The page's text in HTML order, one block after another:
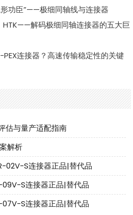
功臣”——极细同轴线与连接器
HTK——解码极细同轴连接器的五大巨
连接器？高速传输稳定性的关键
估与量产适配指南
解析
02V-S连接器正品|替代品
S连接器正品|替代品
S连接器正品|替代品